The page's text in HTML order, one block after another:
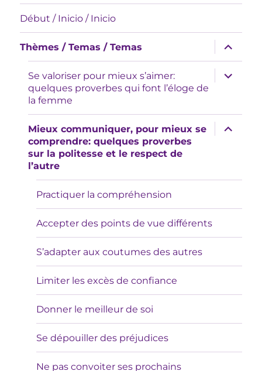
entradas
Début / Inicio / Inicio
Thèmes / Temas / Temas
expande
el
menú
inferior
Se valoriser pour mieux s’aimer:
quelques proverbes qui font l’éloge de
la femme
expande
el
Mieux communiquer, pour mieux se
comprendre: quelques proverbes
sur la politesse et le respect de
l’autre
expande
el
Practiquer la compréhension
Accepter des points de vue différents
S’adapter aux coutumes des autres
Limiter les excès de confiance
Donner le meilleur de soi
Se dépouiller des préjudices
Ne pas convoiter ses prochains